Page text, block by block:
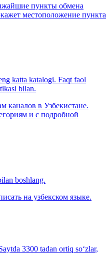
пункты обмена
местоположение пункта
katta katalogi. Faqt faol
bilan.
каналов в Узбекистане.
и с подробной
boshlang.
на узбекском языке.
3300 tadan ortiq so‘zlar,